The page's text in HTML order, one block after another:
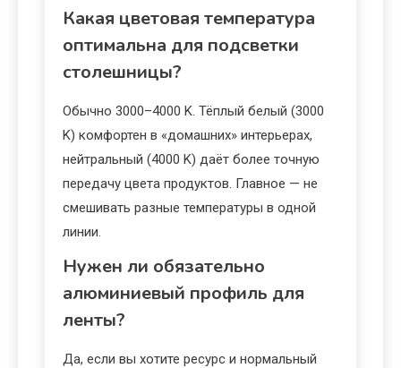
Какая цветовая температура
оптимальна для подсветки
столешницы?
Обычно 3000–4000 K. Тёплый белый (3000
K) комфортен в «домашних» интерьерах,
нейтральный (4000 K) даёт более точную
передачу цвета продуктов. Главное — не
смешивать разные температуры в одной
линии.
Нужен ли обязательно
алюминиевый профиль для
ленты?
Да, если вы хотите ресурс и нормальный